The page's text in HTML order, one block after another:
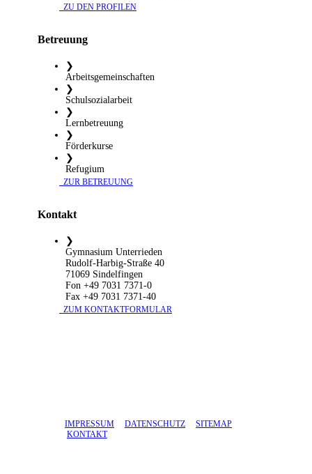
​ ZU DEN PROFILEN
Betreuung
❯
Arbeitsgemeinschaften
❯
Schulsozialarbeit
❯
Lernbetreuung
❯
Förderkurse
❯
Refugium
​ ZUR BETREUUNG
Kontakt
❯
Gymnasium Unterrieden
Rudolf-Harbig-Straße 40
71069 Sindelfingen
Fon +49 7031 7371-0
Fax +49 7031 7371-40
​ ZUM KONTAKTFORMULAR
IMPRESSUM DATENSCHUTZ
SITEMAP
KONTAKT